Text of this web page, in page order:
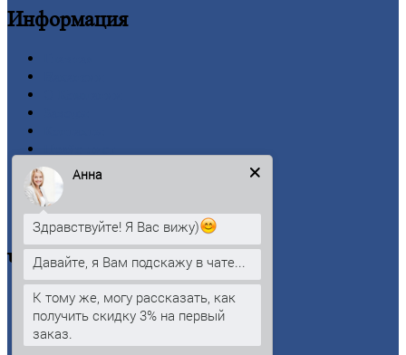
Информация
Новости
Личный
Оформление
Оплата
Черныйметаллопрокат
Арматура
Двутавроваябалка (двутавр)
Квадрат
Анна
Здравствуйте! Я Вас вижу)
Давайте, я Вам подскажу в чате...
К тому же, могу рассказать, как
получить скидку 3% на первый
заказ.